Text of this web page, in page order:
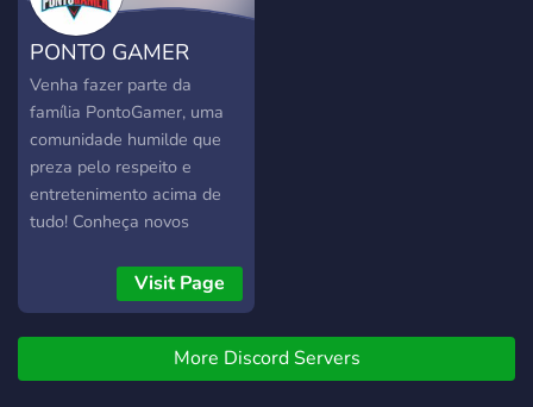
PONTO GAMER
Venha fazer parte da
família PontoGamer, uma
comunidade humilde que
preza pelo respeito e
entretenimento acima de
tudo! Conheça novos
músicas e muito mais!
Visit Page
More Discord Servers